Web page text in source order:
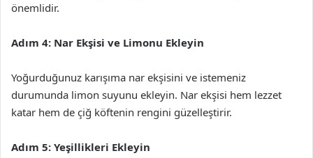
önemlidir.
Adım 4: Nar Ekşisi ve Limonu Ekleyin
Yoğurduğunuz karışıma nar ekşisini ve istemeniz
durumunda limon suyunu ekleyin. Nar ekşisi hem lezzet
katar hem de çiğ köftenin rengini güzelleştirir.
Adım 5: Yeşillikleri Ekleyin